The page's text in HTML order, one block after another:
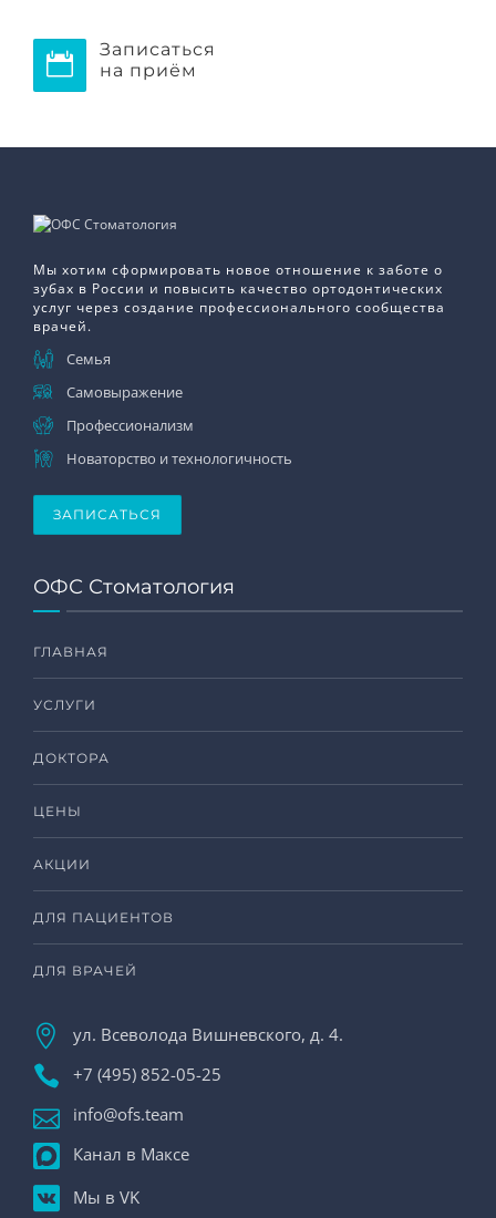
Записаться
на приём
Мы хотим сформировать новое отношение к заботе о
зубах в России и повысить качество ортодонтических
услуг через создание профессионального сообщества
врачей.
Семья
Самовыражение
Профессионализм
Новаторство и технологичность
ЗАПИСАТЬСЯ
ОФС Стоматология
ГЛАВНАЯ
УСЛУГИ
ДОКТОРА
ЦЕНЫ
АКЦИИ
ДЛЯ ПАЦИЕНТОВ
ДЛЯ ВРАЧЕЙ
ул. Всеволода Вишневского, д. 4.
+7 (495) 852-05-25
info@ofs.team
Канал в Максе
Мы в VK